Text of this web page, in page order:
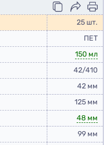
25 шт.
ПЕТ
150 мл
42/410
42 мм
125 мм
48 мм
99 мм